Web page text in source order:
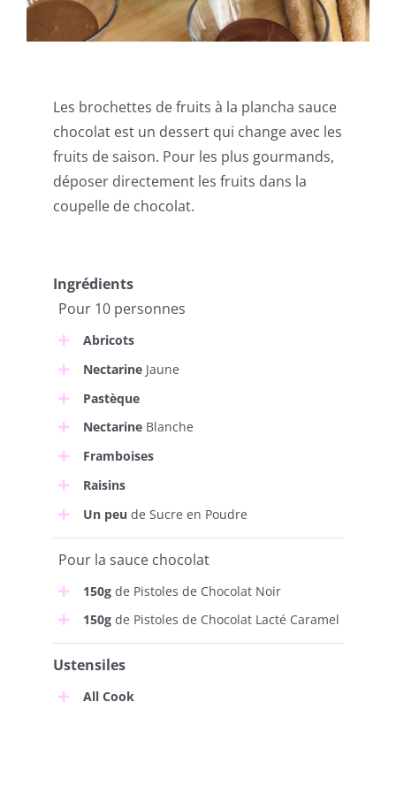
Les brochettes de fruits à la plancha sauce
chocolat est un dessert qui change avec les
fruits de saison. Pour les plus gourmands,
déposer directement les fruits dans la
coupelle de chocolat.
Ingrédients
Pour 10 personnes
Abricots
NectarineJaune
Pastèque
NectarineBlanche
Framboises
Raisins
Un peu de Sucre en Poudre
Pour la sauce chocolat
150gde Pistoles de Chocolat Noir
150gde Pistoles de Chocolat Lacté Caramel
Ustensiles
All Cook